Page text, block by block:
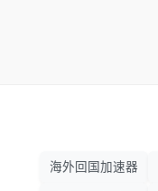
海外回国加速器